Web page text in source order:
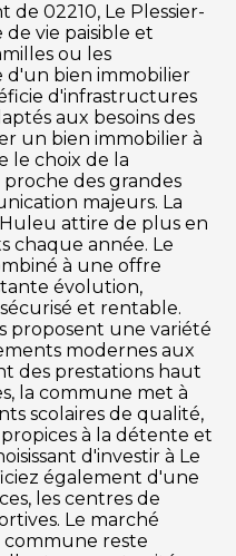
02210, Le Plessier-
vie paisible et
ou les
d'un bien immobilier
d'infrastructures
aux besoins des
un bien immobilier à
le choix de la
des grandes
majeurs. La
attire de plus en
chaque année. Le
à une offre
évolution,
et rentable.
proposent une variété
modernes aux
des prestations haut
la commune met à
scolaires de qualité,
à la détente et
d'investir à Le
également d'une
les centres de
Le marché
reste